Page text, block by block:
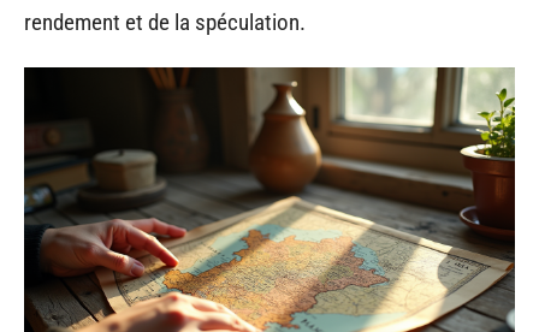
rendement et de la spéculation.